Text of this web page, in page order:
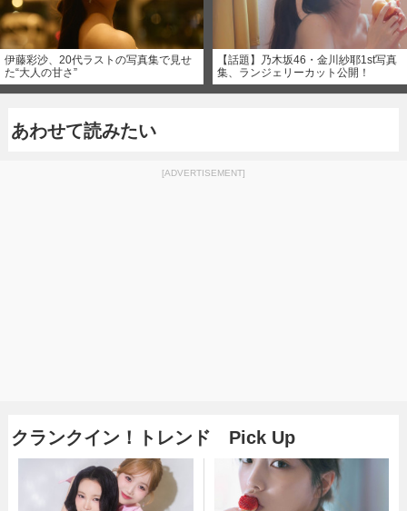
伊藤彩沙、20代ラストの写真集で見せ
た“大人の甘さ”
【話題】乃木坂46・金川紗耶1st写真
集、ランジェリーカット公開！
あわせて読みたい
[ADVERTISEMENT]
クランクイン！トレンド Pick Up